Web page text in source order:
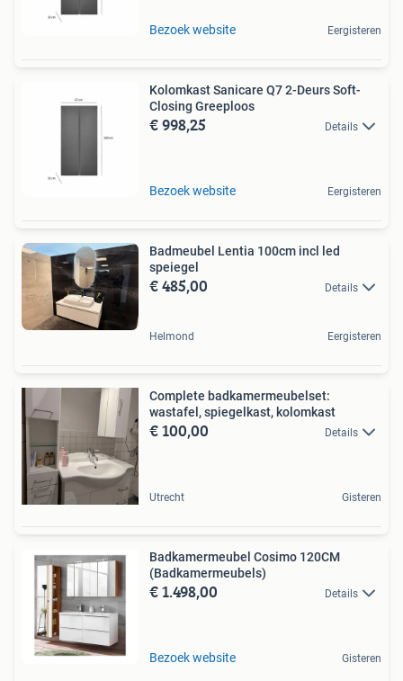
Bezoek website Eergisteren
Kolomkast Sanicare Q7 2-Deurs Soft-
Closing Greeploos
€ 998,25 Details
Bezoek website Eergisteren
Badmeubel Lentia 100cm incl led
speiegel
€ 485,00 Details
Helmond Eergisteren
Complete badkamermeubelset:
wastafel, spiegelkast, kolomkast
€ 100,00 Details
Utrecht Gisteren
Badkamermeubel Cosimo 120CM
(Badkamermeubels)
€ 1.498,00 Details
Bezoek website Gisteren